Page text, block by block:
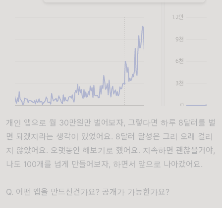
개인 앱으로 월 30만원만 벌어보자, 그렇다면 하루 8달러를 벌
면 되겠지라는 생각이 있었어요. 8달러 달성은 그리 오래 걸리
지 않았어요. 오랫동안 해보기로 했어요. 지속하면 괜찮을거야,
나도 100개를 넘게 만들어보자, 하면서 앞으로 나아갔어요.
Q. 어떤 앱을 만드신건가요? 공개가 가능한가요?